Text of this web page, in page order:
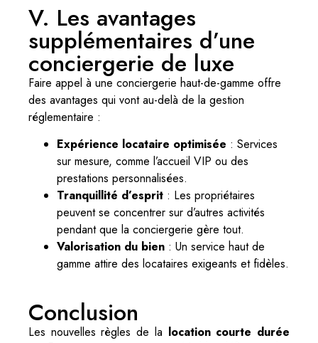
V. Les avantages
supplémentaires d’une
conciergerie de luxe
Faire appel à une conciergerie haut-de-gamme offre
des avantages qui vont au-delà de la gestion
réglementaire :
Expérience locataire optimisée : Services
sur mesure, comme l’accueil VIP ou des
prestations personnalisées.
Tranquillité d’esprit : Les propriétaires
peuvent se concentrer sur d’autres activités
pendant que la conciergerie gère tout.
Valorisation du bien : Un service haut de
gamme attire des locataires exigeants et fidèles.
Conclusion
Les nouvelles règles de la location courte durée